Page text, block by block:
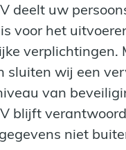
deelt uw
voor het
verplichtingen.
sluiten wij een
van
blijft
niet